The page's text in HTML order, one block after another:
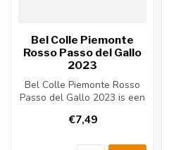
Bel Colle Piemonte
Rosso Passo del Gallo
2023
Bel Colle Piemonte Rosso
Passo del Gallo 2023 is een
€7,49